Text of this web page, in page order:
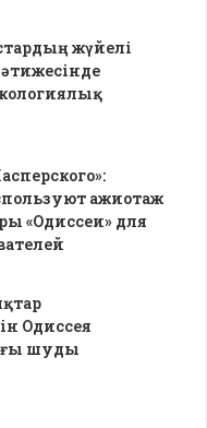
жүйелі
ажиотаж
«Одиссеи» для
Одиссея
шуды